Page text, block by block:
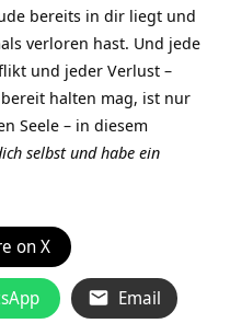
bereits in dir liegt und
verloren hast. Und jede
und jeder Verlust –
halten mag, ist nur
Seele – in diesem
selbst und habe ein
on X
Email